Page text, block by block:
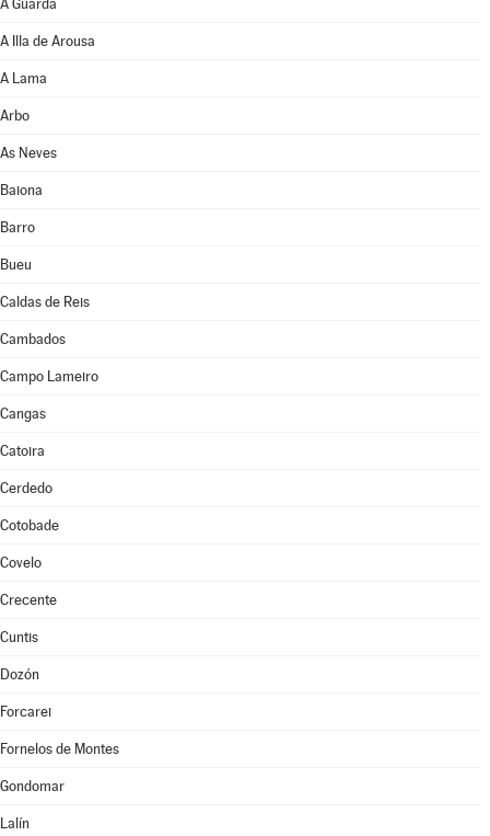
A Guarda
A Illa de Arousa
A Lama
Arbo
As Neves
Baiona
Barro
Bueu
Caldas de Reis
Cambados
Campo Lameiro
Cangas
Catoira
Cerdedo
Cotobade
Covelo
Crecente
Cuntis
Dozón
Forcarei
Fornelos de Montes
Gondomar
Lalín